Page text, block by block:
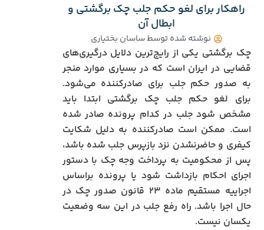
راهکار برای لغو حکم جلب چک برگشتی و
ابطال آن
نوشته شده توسطساسان بختیاری
چک برگشتی یکی از رایج‌ترین دلایل درگیری‌های
قضایی در ایران است که در بسیاری موارد منجر
به صدور حکم جلب برای صادرکننده می‌شود.
برای لغو حکم جلب چک برگشتی ابتدا باید
مشخص شود جلب در کدام پرونده صادر شده
است. ممکن است صادرکننده به دلیل شکایت
کیفری و حاضرنشدن نزد بازپرس جلب شده باشد،
پس از محکومیت به پرداخت وجه چک با دستور
اجرای احکام بازداشت شود یا پرونده براساس
اجراییه مستقیم ماده ۲۳ قانون صدور چک در
حال اجرا باشد. راه رفع جلب در این سه وضعیت
یکسان نیست.